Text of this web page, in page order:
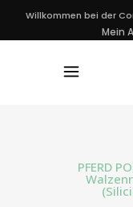
Willkommen bei der
Mein
PFERD